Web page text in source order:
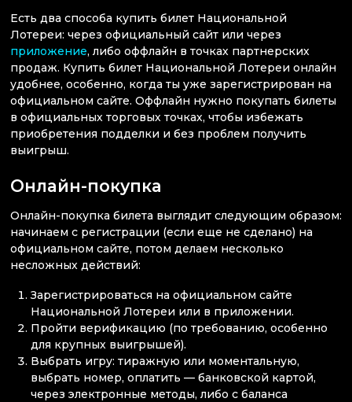
Есть два способа купить билет Национальной
Лотереи: через официальный сайт или через
приложение, либо оффлайн в точках партнерских
продаж. Купить билет Национальной Лотереи онлайн
удобнее, особенно, когда ты уже зарегистрирован на
официальном сайте. Оффлайн нужно покупать билеты
в официальных торговых точках, чтобы избежать
приобретения подделки и без проблем получить
выигрыш.
Онлайн-покупка
Онлайн-покупка билета выглядит следующим образом:
начинаем с регистрации (если еще не сделано) на
официальном сайте, потом делаем несколько
несложных действий:
Зарегистрироваться на официальном сайте
Национальной Лотереи или в приложении.
Пройти верификацию (по требованию, особенно
для крупных выигрышей).
Выбрать игру: тиражную или моментальную,
выбрать номер, оплатить — банковской картой,
через электронные методы, либо с баланса